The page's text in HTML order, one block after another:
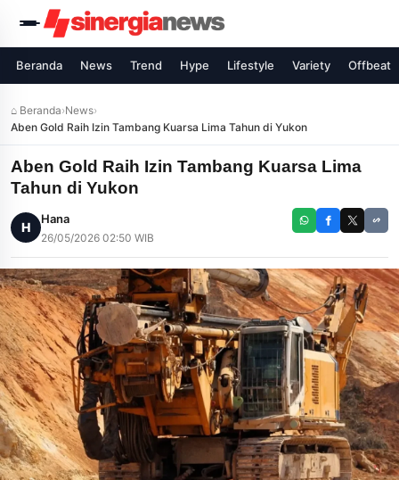
Beranda News Trend Hype Lifestyle Variety Offbeat
⌂ Beranda›News›
Aben Gold Raih Izin Tambang Kuarsa Lima Tahun di Yukon
Aben Gold Raih Izin Tambang Kuarsa Lima
Tahun di Yukon
H
Hana
26/05/2026 02:50 WIB